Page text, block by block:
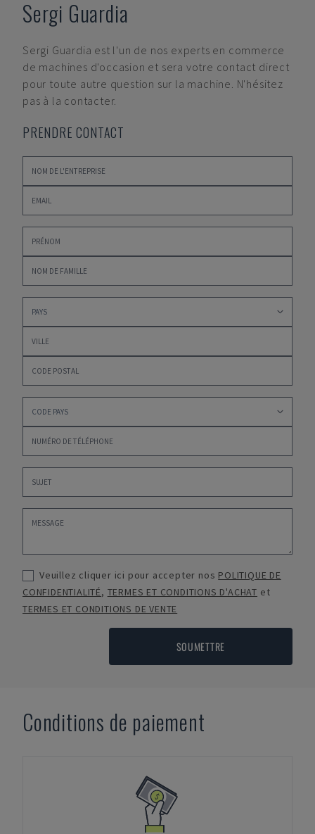
Sergi Guardia
Sergi Guardia est l'un de nos experts en commerce
de machines d'occasion et sera votre contact direct
pour toute autre question sur la machine. N'hésitez
pas à la contacter.
PRENDRE CONTACT
Veuillez cliquer ici pour accepter nos POLITIQUE DE
CONFIDENTIALITÉ, TERMES ET CONDITIONS D'ACHAT et
TERMES ET CONDITIONS DE VENTE
SOUMETTRE
Conditions de paiement